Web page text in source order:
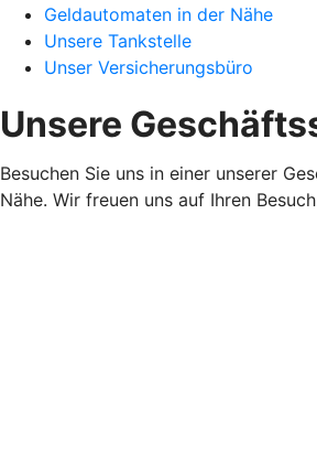
Geldautomaten in der Nähe
Unsere Tankstelle
Unser Versicherungsbüro
Unsere
Besuchen Sie uns in einer unserer
Nähe. Wir freuen uns auf Ihren